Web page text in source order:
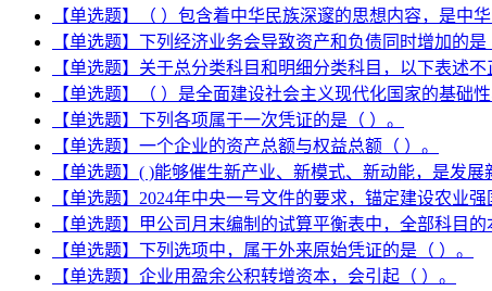
【单选题】（ ）包含着中华民族深邃的思想内容，是中
【单选题】下列经济业务会导致资产和负债同时增加的是
【单选题】关于总分类科目和明细分类科目，以下表述不
【单选题】（ ）是全面建设社会主义现代化国家的基础性
【单选题】下列各项属于一次凭证的是（ ）。
【单选题】一个企业的资产总额与权益总额（ ）。
【单选题】( )能够催生新产业、新模式、新动能，是发展
【单选题】2024年中央一号文件的要求，锚定建设农业
【单选题】甲公司月末编制的试算平衡表中，全部科目
【单选题】下列选项中，属于外来原始凭证的是（ ）。
【单选题】企业用盈余公积转增资本，会引起（ ）。